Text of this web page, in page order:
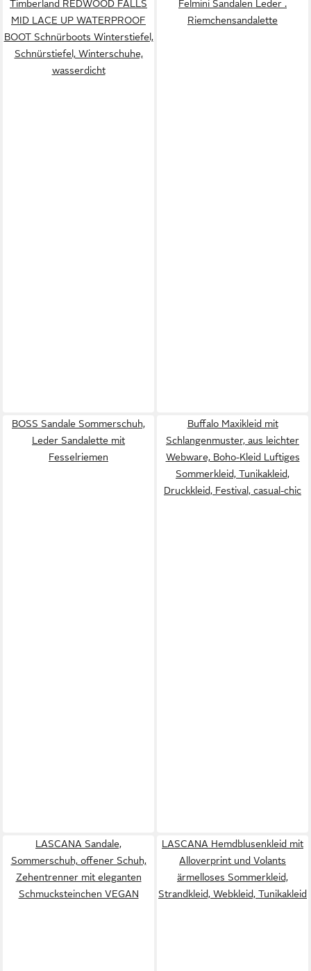
Timberland REDWOOD FALLS
MID LACE UP WATERPROOF
BOOT Schnürboots Winterstiefel,
Schnürstiefel, Winterschuhe,
wasserdicht
Felmini Sandalen Leder .
Riemchensandalette
BOSS Sandale Sommerschuh,
Leder Sandalette mit
Fesselriemen
Buffalo Maxikleid mit
Schlangenmuster, aus leichter
Webware, Boho-Kleid Luftiges
Sommerkleid, Tunikakleid,
Druckkleid, Festival, casual-chic
LASCANA Sandale,
Sommerschuh, offener Schuh,
Zehentrenner mit eleganten
Schmucksteinchen VEGAN
LASCANA Hemdblusenkleid mit
Alloverprint und Volants
ärmelloses Sommerkleid,
Strandkleid, Webkleid, Tunikakleid